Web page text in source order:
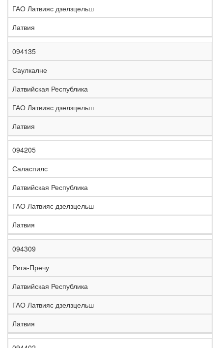
ГАО Латвияс дзелзцельш
Латвия
094135
Саулкалне
Латвийская Республика
ГАО Латвияс дзелзцельш
Латвия
094205
Саласпилс
Латвийская Республика
ГАО Латвияс дзелзцельш
Латвия
094309
Рига-Пречу
Латвийская Республика
ГАО Латвияс дзелзцельш
Латвия